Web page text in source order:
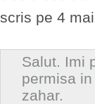
scris pe 4
Salut. Imi
permisa
zahar.